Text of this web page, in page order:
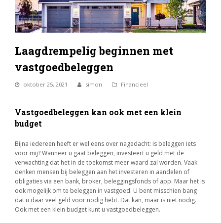
Laagdrempelig beginnen met
vastgoedbeleggen
oktober 25, 2021 simon Financieel
Vastgoedbeleggen kan ook met een klein
budget
Bijna iedereen heeft er wel eens over nagedacht: is beleggen iets
voor mij? Wanneer u gaat beleggen, investeert u geld met de
verwachting dat het in de toekomst meer waard zal worden. Vaak
denken mensen bij beleggen aan het investeren in aandelen of
obligaties via een bank, broker, beleggingsfonds of app. Maar het is
ook mogelijk om te beleggen in vastgoed. U bent misschien bang
dat u daar veel geld voor nodig hebt. Dat kan, maar is niet nodig.
Ook met een klein budget kunt u vastgoedbeleggen.